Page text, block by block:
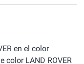
en el color
color LAND ROVER